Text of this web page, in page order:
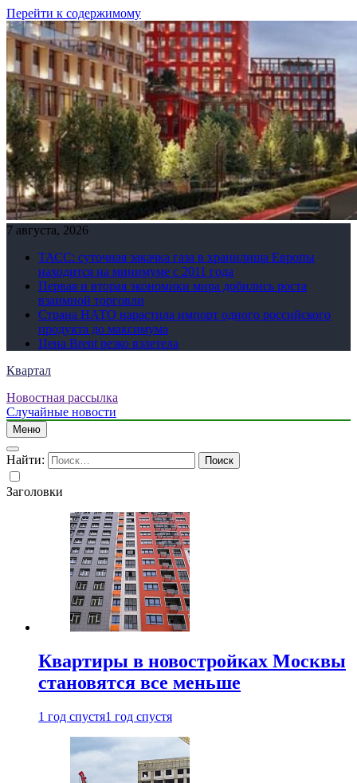
Перейти к содержимому
7 августа, 2026
ТАСС: суточная закачка газа в хранилища Европы
находится на минимуме с 2011 года
Первая и вторая экономики мира добились роста
взаимной торговли
Страна НАТО нарастила импорт одного российского
продукта до максимума
Цена Brent резко взлетела
Квартал
Новостная рассылка
Случайные новости
Меню
Найти:
Заголовки
Квартиры в новостройках Москвы
становятся все меньше
1 год спустя1 год спустя